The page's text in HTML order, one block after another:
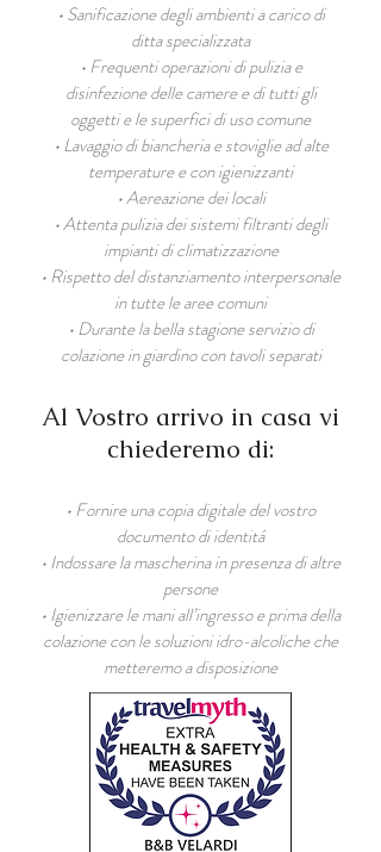
• Sanificazione degli ambienti a carico di
ditta specializzata
• Frequenti operazioni di pulizia e
disinfezione delle camere e di tutti gli
oggetti e le superfici di uso comune
• Lavaggio di biancheria e stoviglie ad alte
temperature e con igienizzanti
• Aereazione dei locali
• Attenta pulizia dei sistemi filtranti degli
impianti di climatizzazione
• Rispetto del distanziamento interpersonale
in tutte le aree comuni
• Durante la bella stagione servizio di
colazione in giardino con tavoli separati
Al Vostro arrivo in casa vi
chiederemo di:
• Fornire una copia digitale del vostro
documento di identitá
• Indossare la mascherina in presenza di altre
persone
• Igienizzare le mani all’ingresso e prima della
colazione con le soluzioni idro-alcoliche che
metteremo a disposizione